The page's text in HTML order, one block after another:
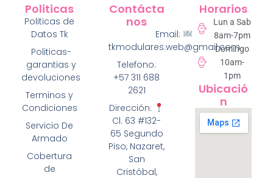
Politicas
Politicas de
Datos Tk
Politicas-
garantias y
devoluciones
Terminos y
Condiciones
Servicio De
Armado
Cobertura
de
Contácta
Nos
Email:
tkmodulares.web@gmail.com
Telefono:
+57 311 688
2621
Dirección:
Cl. 63 #132-
65 Segundo
Piso, Nazaret,
San
Cristóbal,
Horarios
Lun a Sab
8am-7pm
Domingo
10am-
1pm
Ubicació
N